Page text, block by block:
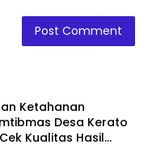
Ketahanan
Desa Kerato
Kualitas Hasil